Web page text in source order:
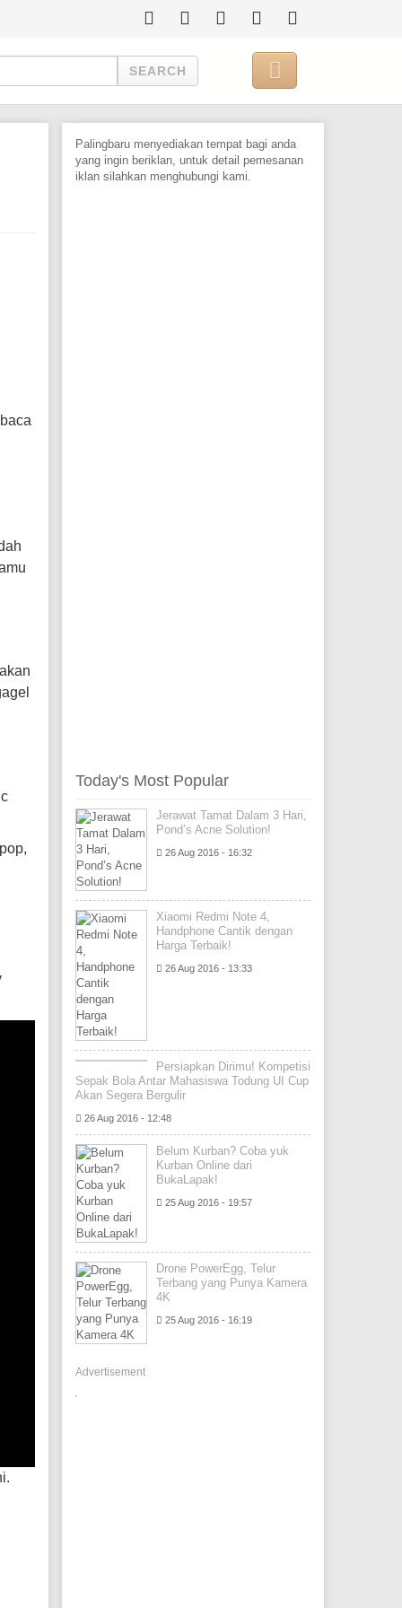
SEARCH 
Palingbaru menyediakan tempat bagi anda
yang ingin beriklan, untuk detail pemesanan
iklan silahkan menghubungi kami.
Today's Most Popular
Jerawat Tamat Dalam 3 Hari,
Pond’s Acne Solution!
26 Aug 2016 - 16:32
Xiaomi Redmi Note 4,
Handphone Cantik dengan
Harga Terbaik!
26 Aug 2016 - 13:33
Persiapkan Dirimu! Kompetisi
Sepak Bola Antar Mahasiswa Todung UI Cup
Akan Segera Bergulir
26 Aug 2016 - 12:48
Belum Kurban? Coba yuk
Kurban Online dari
BukaLapak!
25 Aug 2016 - 19:57
Drone PowerEgg, Telur
Terbang yang Punya Kamera
4K
25 Aug 2016 - 16:19
Advertisement